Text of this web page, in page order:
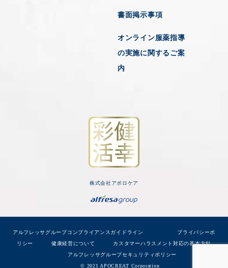
書面掲示事項
オンライン服薬指導
の実施に関するご案
内
株式会社アポロケア
アルフレッサグループコンプライアンスガイドライン
プライバシーポ
リシー
健康経営について
カスタマーハラスメント対応の基本方針
アルフレッサグループセキュリティポリシー
© 2021 APOCREAT Corporation